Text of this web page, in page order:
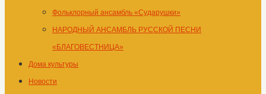
Фольклорный ансамбль «Сударушки»
НАРОДНЫЙ АНСАМБЛЬ РУССКОЙ ПЕСНИ
«БЛАГОВЕСТНИЦА»
Дома культуры
Новости